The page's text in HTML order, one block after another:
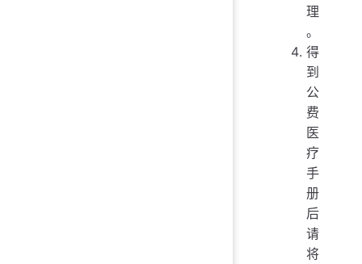
理
。
得
到
公
费
医
疗
手
册
后
请
将